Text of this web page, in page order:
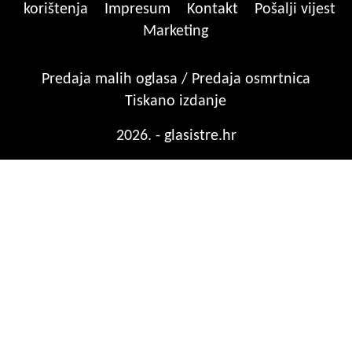
korištenja
Impresum Kontakt
Pošalji vijest
Marketing
Predaja malih oglasa / Predaja osmrtnica
Tiskano izdanje
2026. - glasistre.hr